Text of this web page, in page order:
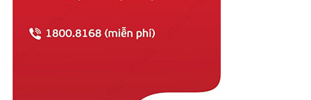
Vĩnh Phúc
Vũng Tàu